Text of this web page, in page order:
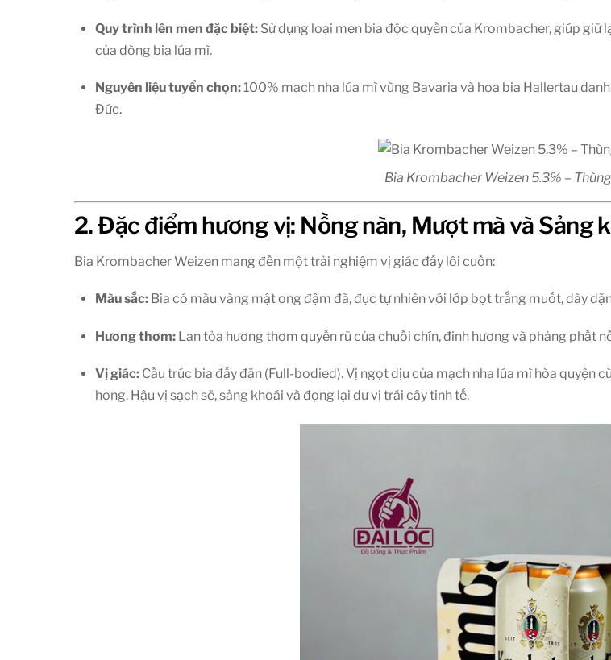
Quy trình lên men đặc biệt:Sử dụng loại men bia độc quyền của Krombacher, giúp giữ
của dòng bia lúa mì.
Nguyên liệu tuyển chọn:100% mạch nha lúa mì vùng Bavaria và hoa bia Hallertau
Đức.
Bia Krombacher Weizen 5.3% –
2. Đặc điểm hương vị: Nồng nàn, Mượt mà và Sảng
Bia Krombacher Weizen mang đến một trải nghiệm vị giác đầy lôi cuốn:
Màu sắc:Bia có màu vàng mật ong đậm đà, đục tự nhiên với lớp bọt trắng muốt, dày
Hương thơm:Lan tỏa hương thơm quyến rũ của chuối chín, đinh hương và phảng phất
Vị giác:Cấu trúc bia đầy đặn (Full-bodied). Vị ngọt dịu của mạch nha lúa mì hòa quyện
họng. Hậu vị sạch sẽ, sảng khoái và đọng lại dư vị trái cây tinh tế.